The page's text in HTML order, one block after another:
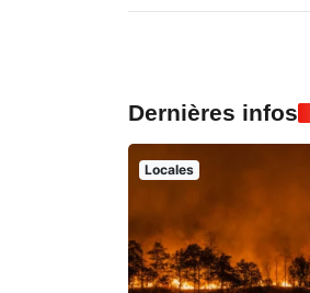
Dernières infos
Locales